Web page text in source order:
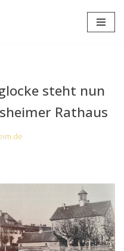
steht nun
Rathaus